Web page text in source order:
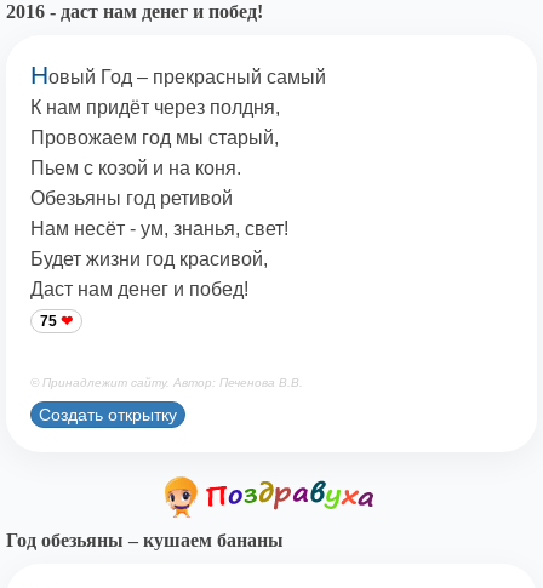
2016 - даст нам денег и побед!
Новый Год – прекрасный самый
К нам придёт через полдня,
Провожаем год мы старый,
Пьем с козой и на коня.
Обезьяны год ретивой
Нам несёт - ум, знанья, свет!
Будет жизни год красивой,
Даст нам денег и побед!
75
© Принадлежит сайту. Автор: Печенова В.В.
Создать открытку
Год обезьяны – кушаем бананы